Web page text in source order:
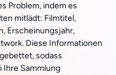
Problem, indem es
mitlädt: Filmtitel,
Erscheinungsjahr,
Diese Informationen
sodass
Ihre Sammlung